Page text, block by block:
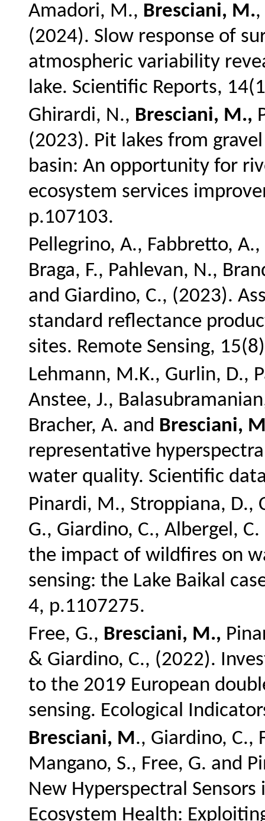
Amadori, M., Bresciani, M.
(2024). Slow response of
atmospheric variability
lake. Scientific Reports,
Ghirardi, N., Bresciani, M.,
(2023). Pit lakes from
basin: An opportunity for
ecosystem services
p.107103.
Pellegrino, A., Fabbretto, A.,
Braga, F., Pahlevan, N.,
and Giardino, C., (2023).
standard reflectance
sites. Remote Sensing,
Lehmann, M.K., Gurlin, D.,
Anstee, J.,
Bracher, A. and Bresciani,
representative
water quality. Scientific
Pinardi, M., Stroppiana, D.,
G., Giardino, C., Albergel,
the impact of wildfires on
sensing: the Lake Baikal
4, p.1107275.
Free, G., Bresciani, M.,
& Giardino, C., (2022).
to the 2019 European
sensing. Ecological
Bresciani, M., Giardino, C.,
Mangano, S., Free, G. and
New Hyperspectral
Ecosystem Health: